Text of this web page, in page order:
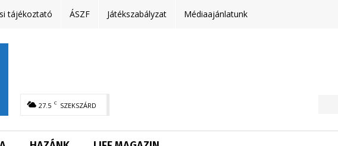
tájékoztató ÁSZF Játékszabályzat Médiaajánlatunk
27.5 C SZEKSZÁRD